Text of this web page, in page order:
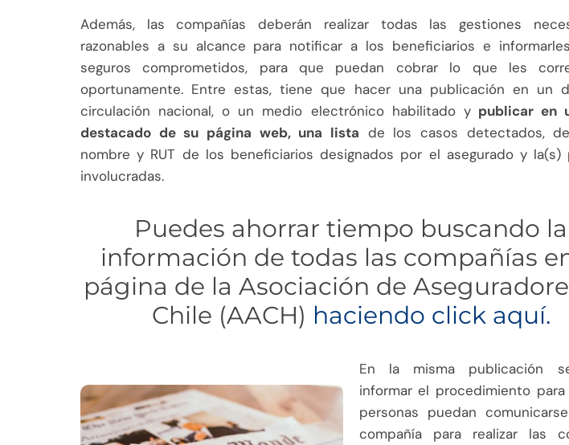
Además, las compañías deberán realizar todas las gestiones
razonables a su alcance para notificar a los beneficiarios e
seguros comprometidos, para que puedan cobrar lo que les
oportunamente. Entre estas, tiene que hacer una publicación en un
circulación nacional, o un medio electrónico habilitado ypublicar en
destacado de su página web, una lista de los casos detectados,
nombre y RUT de los beneficiarios designados por el asegurado y la(s)
involucradas.
Puedes ahorrar tiempo buscando la
información de todas las compañías
página de la Asociación de
Chile (AACH) haciendo click aquí.
En la misma publicación
informar el procedimiento
personas puedan
compañía para realizar las